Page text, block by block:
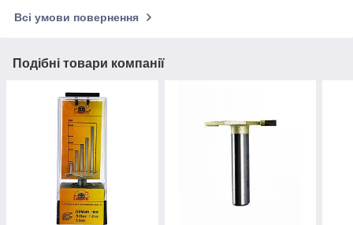
Всі умови повернення
Подібні товари компанії